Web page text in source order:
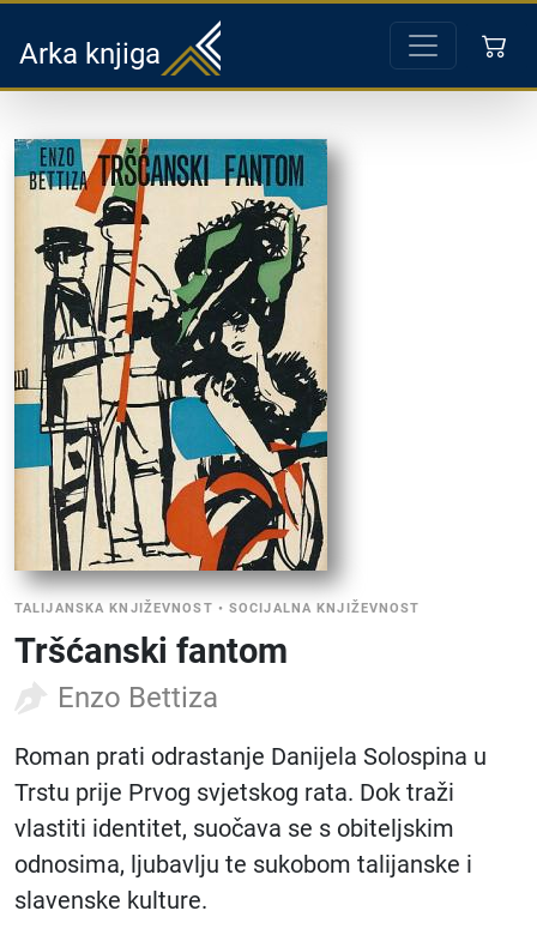
Arka knjiga
TALIJANSKA KNJIŽEVNOST •SOCIJALNA KNJIŽEVNOST
Tršćanski fantom
Enzo Bettiza
Roman prati odrastanje Danijela Solospina u
Trstu prije Prvog svjetskog rata. Dok traži
vlastiti identitet, suočava se s obiteljskim
odnosima, ljubavlju te sukobom talijanske i
slavenske kulture.